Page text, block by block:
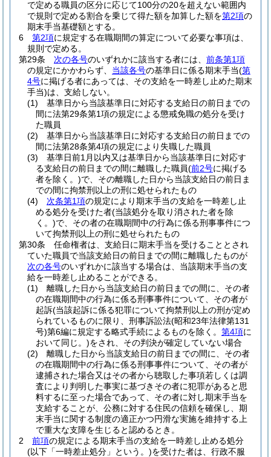
で定める職員の区分に応じて100分の20を超えない範囲内
で規則で定める割合を乗じて得た額を加算した額を第2項の
期末手当基礎額とする。
6
第2項に規定する在職期間の算定について必要な事項は、
規則で定める。
第29条
次の各号のいずれかに該当する者には、 前条第1項
の規定にかかわらず、 当該各号の基準日に係る期末手当(第
4号に掲げる者にあっては、その支給を一時差し止めた期末
手当)は、支給しない。
(1)
基準日から当該基準日に対応する支給日の前日までの
間に法第29条第1項の規定による懲戒免職の処分を受け
た職員
(2)
基準日から当該基準日に対応する支給日の前日までの
間に法第28条第4項の規定により失職した職員
(3)
基準日前1月以内又は基準日から当該基準日に対応す
る支給日の前日までの間に離職した職員(前2号に掲げる
者を除く。)で、その離職した日から当該支給日の前日ま
での間に拘禁刑以上の刑に処せられたもの
(4)
次条第1項の規定により期末手当の支給を一時差し止
める処分を受けた者(当該処分を取り消された者を除
く。)で、その者の在職期間中の行為に係る刑事事件につ
いて拘禁刑以上の刑に処せられたもの
第30条
任命権者は、支給日に期末手当を受けることとされ
ていた職員で当該支給日の前日までの間に離職したものが
次の各号のいずれかに該当する場合は、当該期末手当の支
給を一時差し止めることができる。
(1)
離職した日から当該支給日の前日までの間に、その者
の在職期間中の行為に係る刑事事件について、その者が
起訴(当該起訴に係る犯罪について拘禁刑以上の刑が定め
られているものに限り、刑事訴訟法(昭和23年法律第131
号)第6編に規定する略式手続によるものを除く。 第4項に
おいて同じ。)をされ、その判決が確定していない場合
(2)
離職した日から当該支給日の前日までの間に、その者
の在職期間中の行為に係る刑事事件について、その者が
逮捕された場合又はその者から聴取した事項若しくは調
査により判明した事実に基づきその者に犯罪があると思
料するに至った場合であって、その者に対し期末手当を
支給することが、公務に対する住民の信頼を確保し、期
末手当に関する制度の適正かつ円滑な実施を維持する上
で重大な支障を生じると認めるとき。
2
前項の規定による期末手当の支給を一時差し止める処分
(以下「一時差止処分」という。)を受けた者は、行政不服